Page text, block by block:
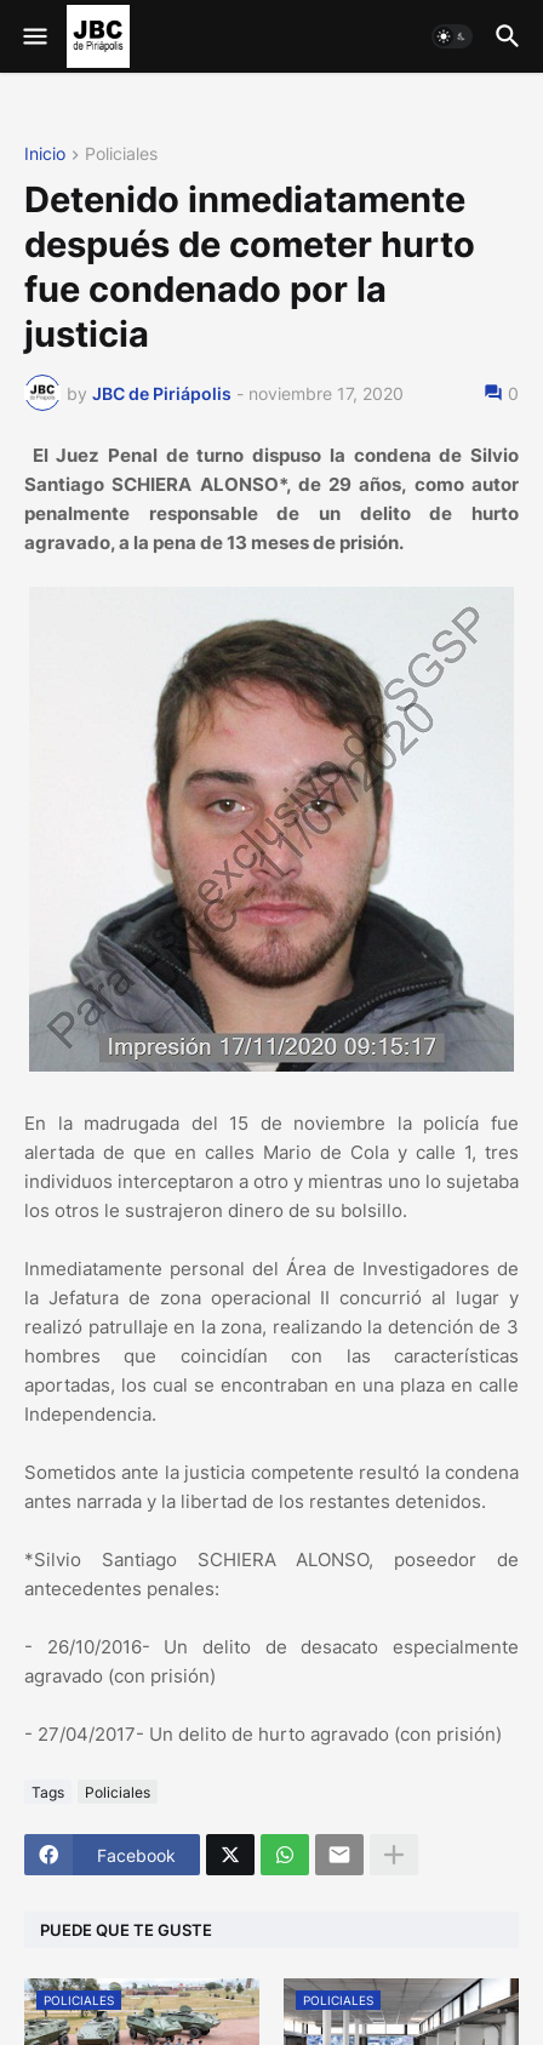
Inicio Policiales
Detenido inmediatamente
después de cometer hurto
fue condenado por la
justicia
by JBC de Piriápolis - noviembre 17, 2020 0
El Juez Penal de turno dispuso la condena de Silvio
Santiago SCHIERA ALONSO*, de 29 años, como autor
penalmente responsable de un delito de hurto
agravado, a la pena de 13 meses de prisión.
En la madrugada del 15 de noviembre la policía fue
alertada de que en calles Mario de Cola y calle 1, tres
individuos interceptaron a otro y mientras uno lo sujetaba
los otros le sustrajeron dinero de su bolsillo.
Inmediatamente personal del Área de Investigadores de
la Jefatura de zona operacional II concurrió al lugar y
realizó patrullaje en la zona, realizando la detención de 3
hombres que coincidían con las características
aportadas, los cual se encontraban en una plaza en calle
Independencia.
Sometidos ante la justicia competente resultó la condena
antes narrada y la libertad de los restantes detenidos.
*Silvio Santiago SCHIERA ALONSO, poseedor de
antecedentes penales:
- 26/10/2016- Un delito de desacato especialmente
agravado (con prisión)
- 27/04/2017- Un delito de hurto agravado (con prisión)
Tags Policiales
Facebook
PUEDE QUE TE GUSTE
POLICIALES POLICIALES